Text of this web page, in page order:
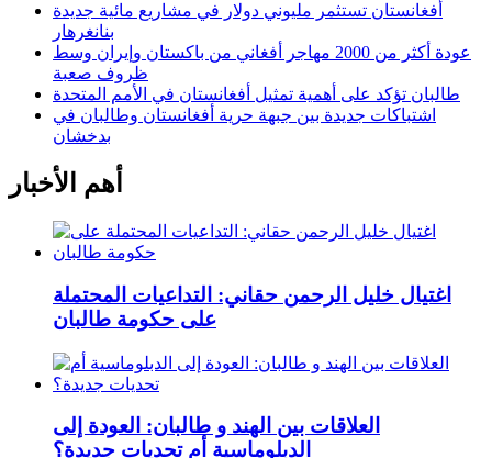
أفغانستان تستثمر مليوني دولار في مشاريع مائية جديدة
بنانغرهار
عودة أكثر من 2000 مهاجر أفغاني من باكستان وإيران وسط
ظروف صعبة
طالبان تؤكد على أهمية تمثيل أفغانستان في الأمم المتحدة
اشتباكات جديدة بين جبهة حرية أفغانستان وطالبان في
بدخشان
أهم الأخبار
اغتيال خليل الرحمن حقاني: التداعيات المحتملة
على حكومة طالبان
العلاقات بين الهند و طالبان: العودة إلى
الدبلوماسية أم تحديات جديدة؟